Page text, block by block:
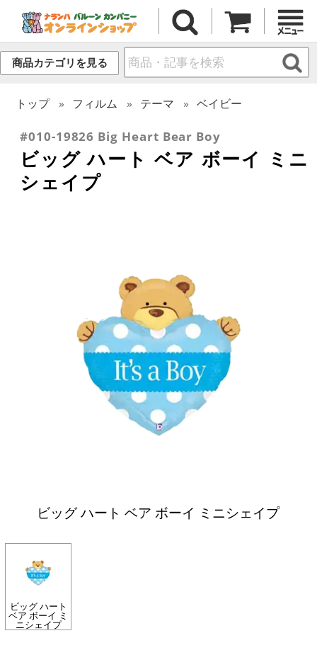
商品カテゴリを見る
トップ フィルム テーマ ベイビー
#010-19826 Big Heart Bear Boy
ビッグ ハート ベア ボーイ ミニ
シェイプ
ビッグ ハート ベア ボーイ ミニシェイプ
ビッグ ハート
ベア ボーイ ミ
ニシェイプ